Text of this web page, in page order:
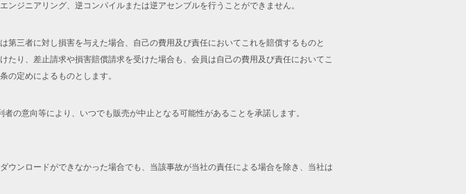
ジニアリング、逆コンパイルまたは逆アセンブルを行うことができません。
三者に対し損害を与えた場合、自己の費用及び責任においてこれを賠償するものと
り、差止請求や損害賠償請求を受けた場合も、会員は自己の費用及び責任においてこ
の定めによるものとします。
意向等により、いつでも販売が中止となる可能性があることを承諾します。
ンロードができなかった場合でも、当該事故が当社の責任による場合を除き、当社は